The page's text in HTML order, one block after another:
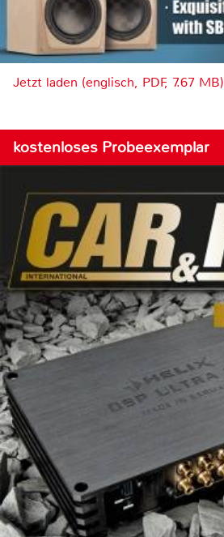
Jetzt laden (englisch, PDF, 7.67 MB)
kostenloses Probeexemplar